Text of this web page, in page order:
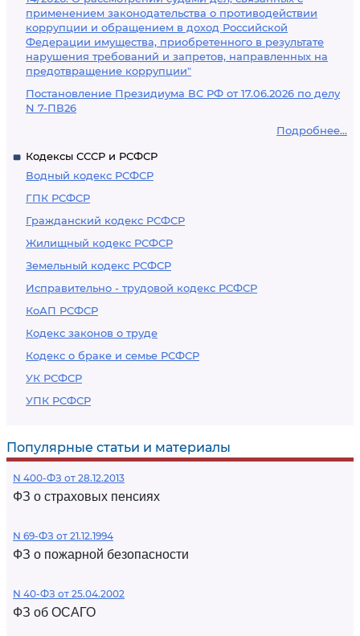
применением законодательства о противодействии
коррупции и обращением в доход Российской
Федерации имущества, приобретенного в результате
нарушения требований и запретов, направленных на
предотвращение коррупции"
Постановление Президиума ВС РФ от 17.06.2026 по делу
N 7-ПВ26
Подробнее...
Кодексы СССР и РСФСР
Водный кодекс РСФСР
ГПК РСФСР
Гражданский кодекс РСФСР
Жилищный кодекс РСФСР
Земельный кодекс РСФСР
Исправительно - трудовой кодекс РСФСР
КоАП РСФСР
Кодекс законов о труде
Кодекс о браке и семье РСФСР
УК РСФСР
УПК РСФСР
Популярные статьи и материалы
N 400-ФЗ от 28.12.2013
ФЗ о страховых пенсиях
N 69-ФЗ от 21.12.1994
ФЗ о пожарной безопасности
N 40-ФЗ от 25.04.2002
ФЗ об ОСАГО